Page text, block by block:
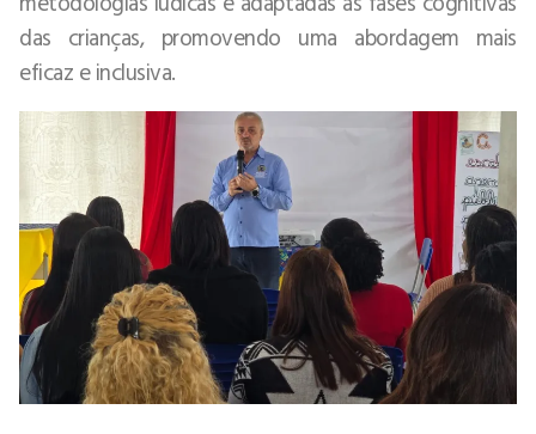
das crianças, promovendo uma abordagem mais
eficaz e inclusiva.